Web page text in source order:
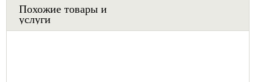
Похожие товары и
услуги